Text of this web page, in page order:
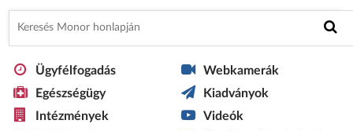
Ügyfélfogadás
Egészségügy
Intézmények
Webkamerák
Kiadványok
Videók